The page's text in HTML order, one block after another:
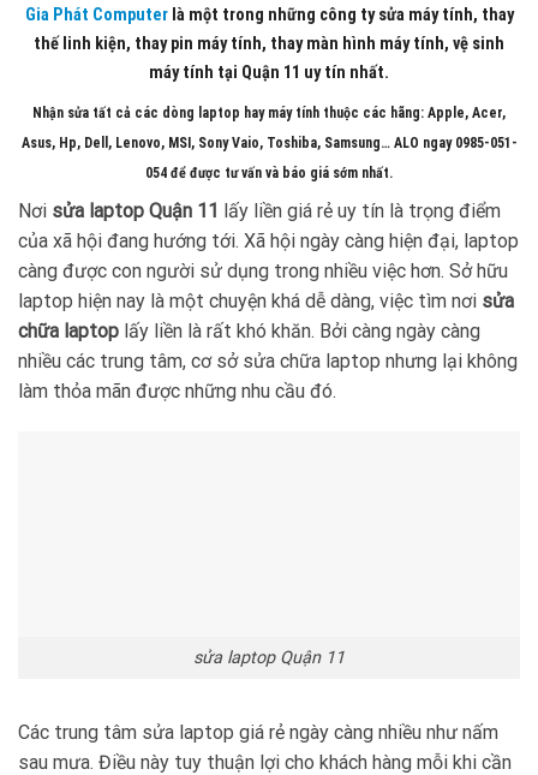
Gia Phát Computerlà một trong những công ty sửa máy tính, thay
thế linh kiện, thay pin máy tính, thay màn hình máy tính, vệ sinh
máy tính tại Quận 11 uy tín nhất.
Nhận sửa tất cả các dòng laptop hay máy tính thuộc các hãng: Apple, Acer,
Asus, Hp, Dell, Lenovo, MSI, Sony Vaio, Toshiba, Samsung… ALO ngay 0985-051-
054 để được tư vấn và báo giá sớm nhất.
Nơi sửa laptop Quận 11
lấy liền giá rẻ uy tín là trọng điểm
của xã hội đang hướng tới. Xã hội ngày càng hiện đại, laptop
càng được con người sử dụng trong nhiều việc hơn. Sở hữu
laptop hiện nay là một chuyện khá dễ dàng, việc tìm nơi sửa
chữa laptop lấy liền là rất khó khăn. Bởi càng ngày càng
nhiều các trung tâm, cơ sở sửa chữa laptop nhưng lại không
làm thỏa mãn được những nhu cầu đó.
sửa laptop Quận 11
Các trung tâm sửa laptop giá rẻ ngày càng nhiều như nấm
sau mưa. Điều này tuy thuận lợi cho khách hàng mỗi khi cần